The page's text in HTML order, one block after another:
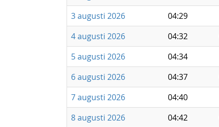
3 augusti 2026
04:29
4 augusti 2026
04:32
5 augusti 2026
04:34
6 augusti 2026
04:37
7 augusti 2026
04:40
8 augusti 2026
04:42